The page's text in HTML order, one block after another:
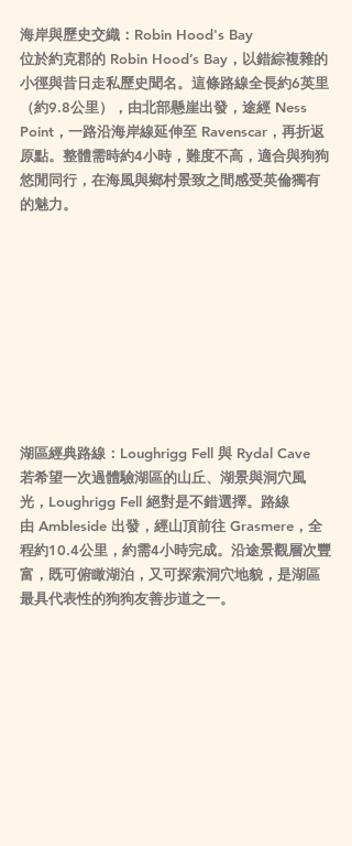
海岸與歷史交織：Robin Hood's Bay
位於約克郡的 Robin Hood’s Bay，以錯綜複雜的
小徑與昔日走私歷史聞名。這條路線全長約6英里
（約9.8公里），由北部懸崖出發，途經 Ness
Point，一路沿海岸線延伸至 Ravenscar，再折返
原點。整體需時約4小時，難度不高，適合與狗狗
悠閒同行，在海風與鄉村景致之間感受英倫獨有
的魅力。
湖區經典路線：Loughrigg Fell 與 Rydal Cave
若希望一次過體驗湖區的山丘、湖景與洞穴風
光，Loughrigg Fell 絕對是不錯選擇。路線
由 Ambleside 出發，經山頂前往 Grasmere，全
程約10.4公里，約需4小時完成。沿途景觀層次豐
富，既可俯瞰湖泊，又可探索洞穴地貌，是湖區
最具代表性的狗狗友善步道之一。